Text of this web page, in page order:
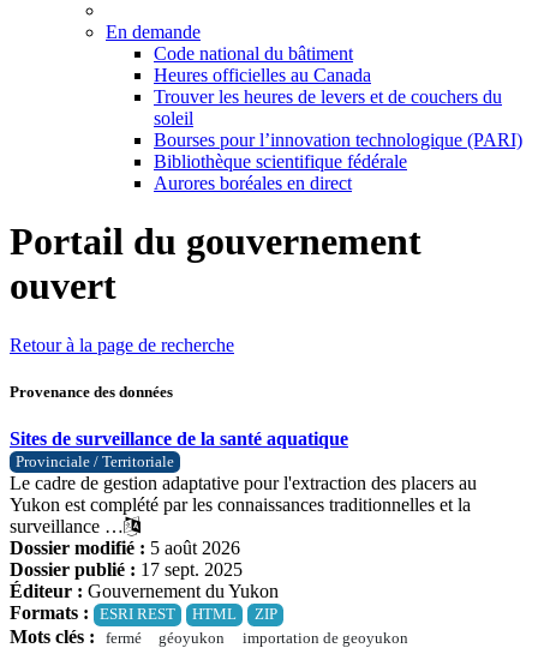
En demande
Code national du bâtiment
Heures officielles au Canada
Trouver les heures de levers et de couchers du
soleil
Bourses pour l’innovation technologique (PARI)
Bibliothèque scientifique fédérale
Aurores boréales en direct
Portail du gouvernement
ouvert
Retour à la page de recherche
Provenance des données
Sites de surveillance de la santé aquatique
Provinciale / Territoriale
Le cadre de gestion adaptative pour l'extraction des placers au
Yukon est complété par les connaissances traditionnelles et la
surveillance …
Dossier modifié : 5 août 2026
Dossier publié : 17 sept. 2025
Éditeur : Gouvernement du Yukon
Formats :
ESRI REST HTML ZIP
Mots clés : fermé géoyukon
importation de geoyukon